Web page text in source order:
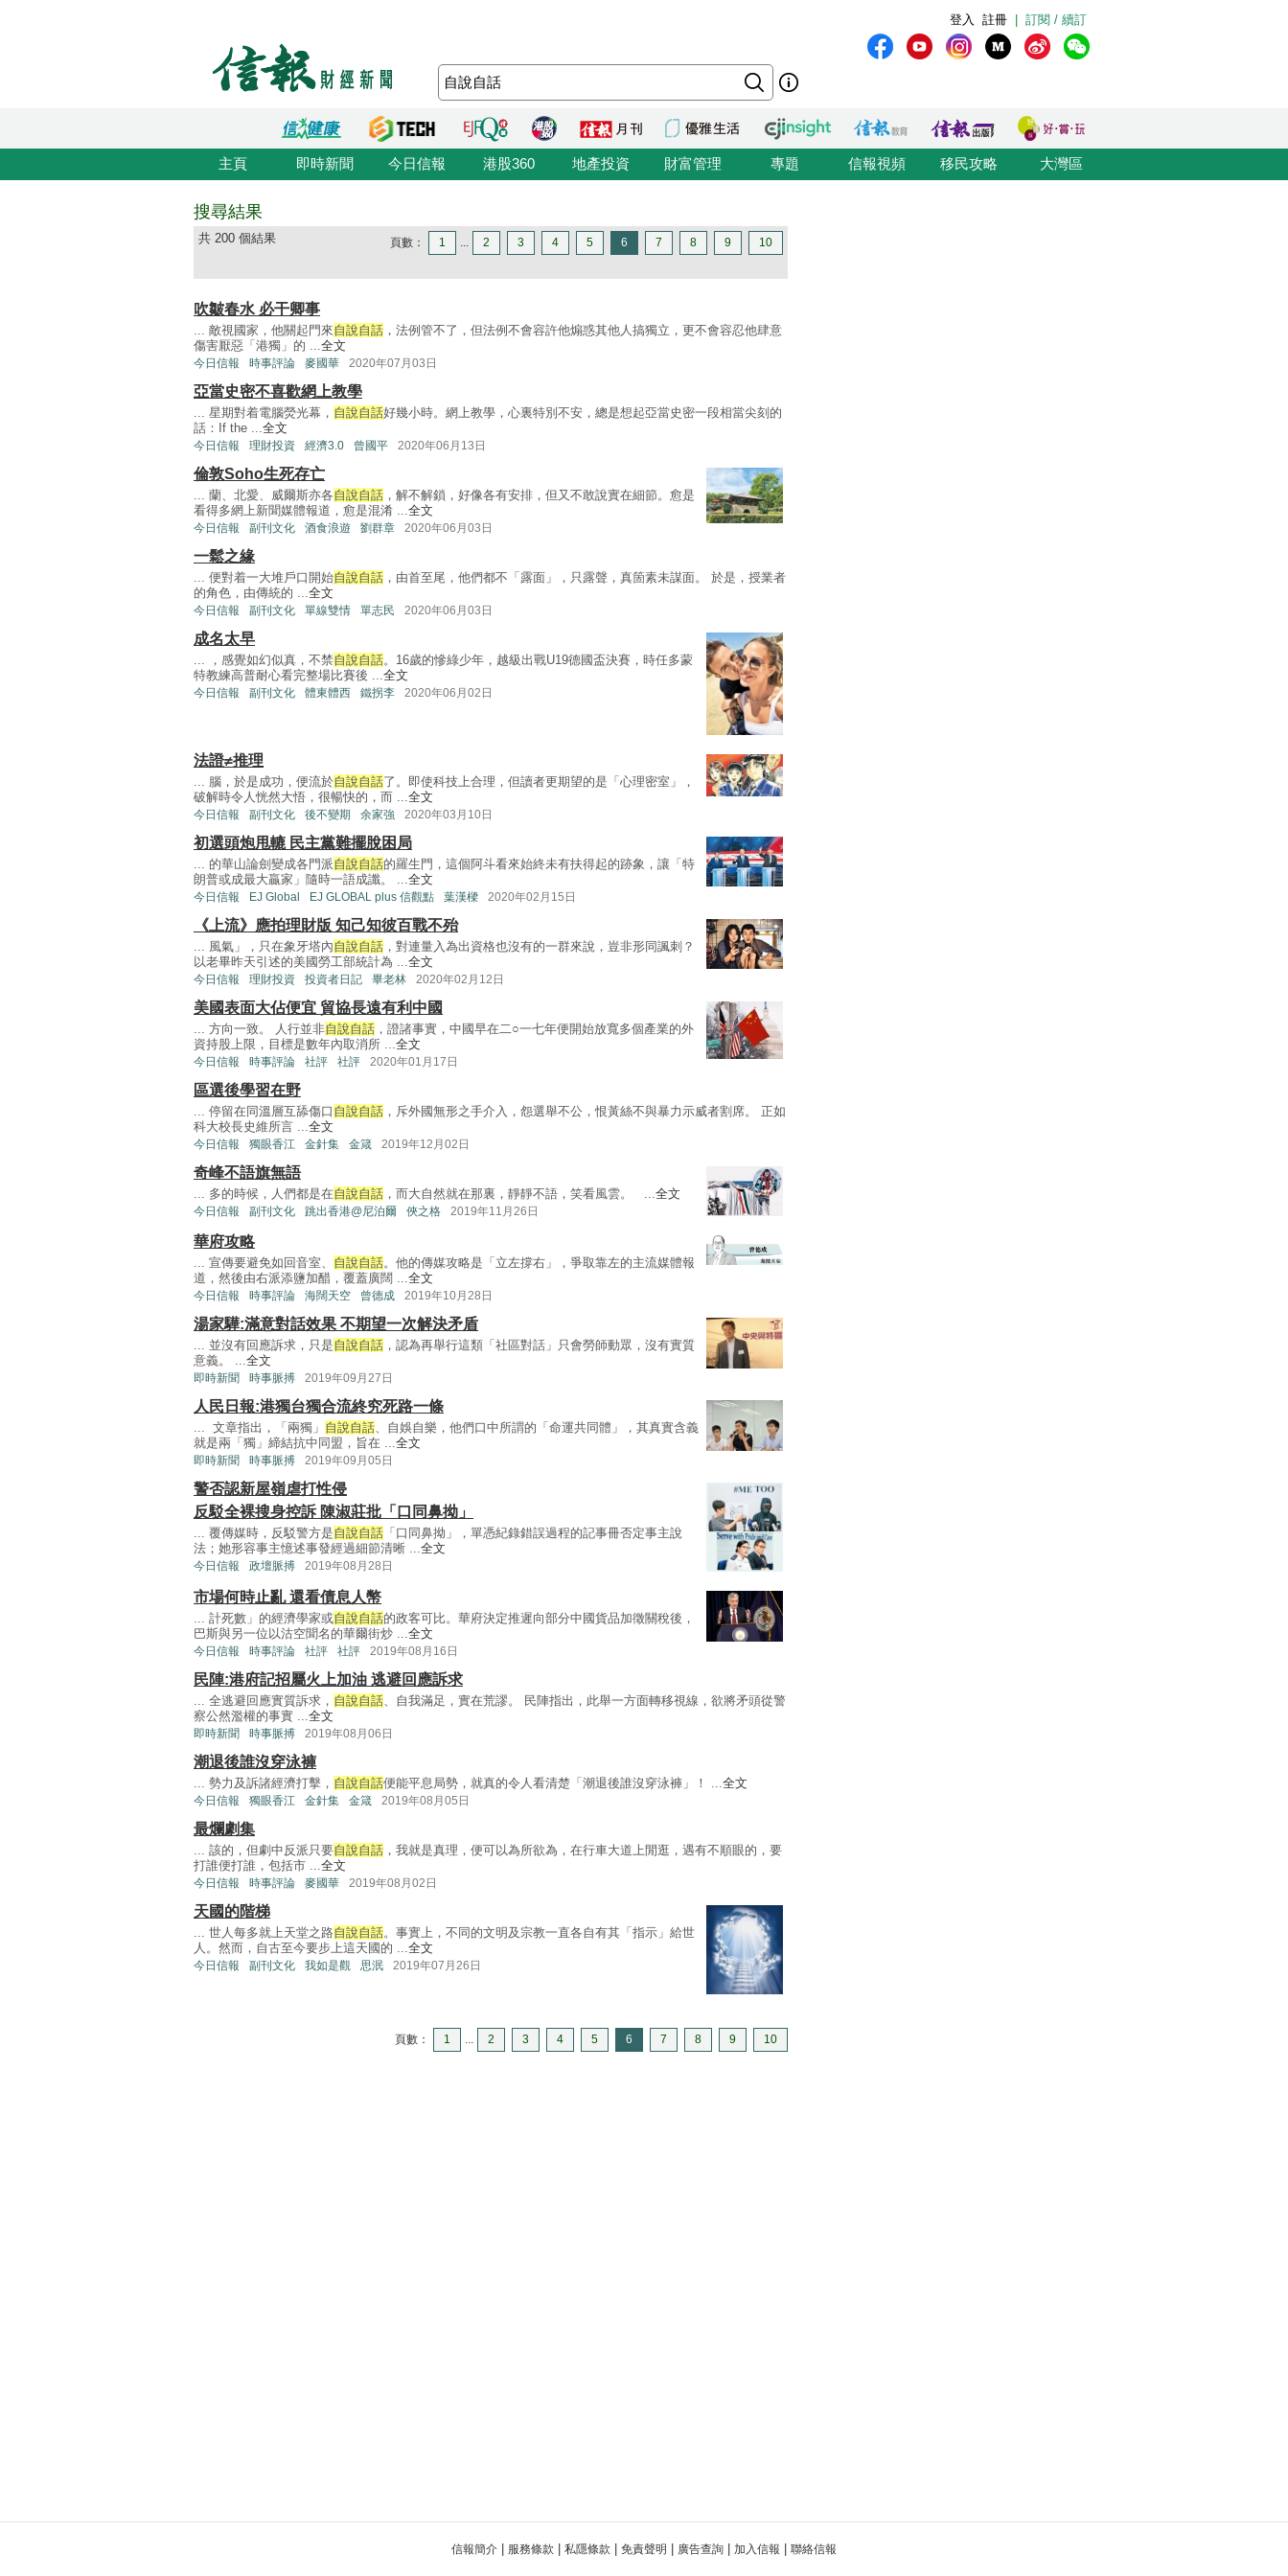
訂閱 / 續訂
註冊
登入
主頁 即時新聞 今日信報 港股360 地產投資 財富管理 專題 信報視頻 移民攻略 大灣區
搜尋結果
共 200 個結果 頁數： 1 ... 2 3 4 5 6 7 8 9 10
吹皺春水 必干卿事
... 敵視國家，他關起門來自說自話 ，法例管不了，但法例不會容許他煽惑其他人搞獨立，更不會容忍他肆意
傷害厭惡「港獨」的 ...全文
今日信報 時事評論 麥國華 2020年07月03日
亞當史密不喜歡網上教學
... 星期對着電腦熒光幕， 自說自話好幾小時。網上教學，心裏特別不安，總是想起亞當史密一段相當尖刻的
話：If the ...全文
今日信報 理財投資 經濟3.0 曾國平 2020年06月13日
倫敦Soho生死存亡
... 蘭、北愛、威爾斯亦各自說自話 ，解不解鎖，好像各有安排，但又不敢說實在細節。愈是
看得多網上新聞媒體報道，愈是混淆 ...全文
今日信報 副刊文化 酒食浪遊 劉群章 2020年06月03日
一鬆之緣
... 便對着一大堆戶口開始自說自話 ，由首至尾，他們都不「露面」，只露聲，真箇素未謀面。 於是，授業者
的角色，由傳統的 ...全文
今日信報 副刊文化 單線雙情 單志民 2020年06月03日
成名太早
... ，感覺如幻似真，不禁自說自話。16歲的慘綠少年，越級出戰U19德國盃決賽，時任多蒙
特教練高普耐心看完整場比賽後 ...全文
今日信報 副刊文化 體東體西 鐵拐李 2020年06月02日
法證≠推理
... 腦，於是成功，便流於自說自話了。即使科技上合理，但讀者更期望的是「心理密室」，
破解時令人恍然大悟，很暢快的，而 ... 全文
今日信報 副刊文化 後不變期 余家強 2020年03月10日
初選頭炮甩轆 民主黨難擺脫困局
... 的華山論劍變成各門派自說自話的羅生門，這個阿斗看來始終未有扶得起的跡象，讓「特
朗普或成最大贏家」隨時一語成讖。 ... 全文
今日信報 EJ Global EJ GLOBAL plus 信觀點 葉漢樑 2020年02月15日
《上流》應拍理財版 知己知彼百戰不殆
... 風氣」，只在象牙塔內自說自話 ，對連量入為出資格也沒有的一群來說，豈非形同諷刺？
以老畢昨天引述的美國勞工部統計為 ... 全文
今日信報 理財投資 投資者日記 畢老林 2020年02月12日
美國表面大佔便宜 貿協長遠有利中國
... 方向一致。 人行並非自說自話 ，證諸事實，中國早在二○一七年便開始放寬多個產業的外
資持股上限，目標是數年內取消所 ... 全文
今日信報 時事評論 社評 社評 2020年01月17日
區選後學習在野
... 停留在同溫層互舔傷口 自說自話 ，斥外國無形之手介入，怨選舉不公，恨黃絲不與暴力示威者割席。 正如
科大校長史維所言 ... 全文
今日信報 獨眼香江 金針集 金箴 2019年12月02日
奇峰不語旗無語
... 多的時候，人們都是在自說自話 ，而大自然就在那裏，靜靜不語，笑看風雲。 ... 全文
今日信報 副刊文化 跳出香港@尼泊爾 俠之格 2019年11月26日
華府攻略
... 宣傳要避免如回音室、 自說自話。他的傳媒攻略是「立左撐右」，爭取靠左的主流媒體報
道，然後由右派添鹽加醋，覆蓋廣闊 ...全文
今日信報 時事評論 海闊天空 曾德成 2019年10月28日
湯家驊:滿意對話效果 不期望一次解決矛盾
... 並沒有回應訴求，只是自說自話 ，認為再舉行這類「社區對話」只會勞師動眾，沒有實質
意義。 ...全文
即時新聞 時事脈搏 2019年09月27日
人民日報:港獨台獨合流終究死路一條
... 文章指出，「兩獨」 自說自話、自娛自樂，他們口中所謂的「命運共同體」，其真實含義
就是兩「獨」締結抗中同盟，旨在 ...全文
即時新聞 時事脈搏 2019年09月05日
警否認新屋嶺虐打性侵
反駁全裸搜身控訴 陳淑莊批「口同鼻拗」
... 覆傳媒時，反駁警方是自說自話 「口同鼻拗」，單憑紀錄錯誤過程的記事冊否定事主說
法；她形容事主憶述事發經過細節清晰 ...全文
今日信報 政壇脈搏 2019年08月28日
市場何時止亂 還看債息人幣
... 計死數」的經濟學家或自說自話的政客可比。華府決定推遲向部分中國貨品加徵關稅後，
巴斯與另一位以沽空聞名的華爾街炒 ...全文
今日信報 時事評論 社評 社評 2019年08月16日
民陣:港府記招屬火上加油 逃避回應訴求
... 全逃避回應實質訴求， 自說自話、自我滿足，實在荒謬。 民陣指出，此舉一方面轉移視線，欲將矛頭從警
察公然濫權的事實 ...全文
即時新聞 時事脈搏 2019年08月06日
潮退後誰沒穿泳褲
... 勢力及訴諸經濟打擊， 自說自話便能平息局勢，就真的令人看清楚「潮退後誰沒穿泳褲」！ ...全文
今日信報 獨眼香江 金針集 金箴 2019年08月05日
最爛劇集
... 該的，但劇中反派只要自說自話 ，我就是真理，便可以為所欲為，在行車大道上閒逛，遇有不順眼的，要
打誰便打誰，包括市 ...全文
今日信報 時事評論 麥國華 2019年08月02日
天國的階梯
... 世人每多就上天堂之路自說自話。事實上，不同的文明及宗教一直各自有其「指示」給世
人。然而，自古至今要步上這天國的 ...全文
今日信報 副刊文化 我如是觀 思泯 2019年07月26日
頁數： 1 ... 2 3 4 5 6 7 8 9 10
信報簡介 服務條款 私隱條款 免責聲明 廣告查詢 加入信報 聯絡信報